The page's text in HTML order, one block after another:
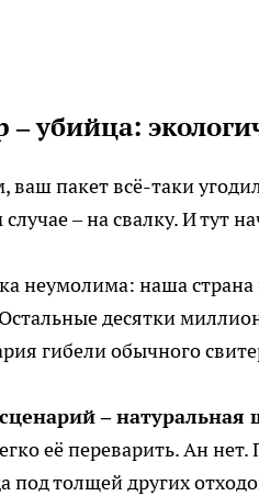
– убийца:
ваш пакет всё-таки
– на свалку. И тут
неумолима: наша
десятки
гибели обычного
– натуральная
её переварить. Ан
под толщей других